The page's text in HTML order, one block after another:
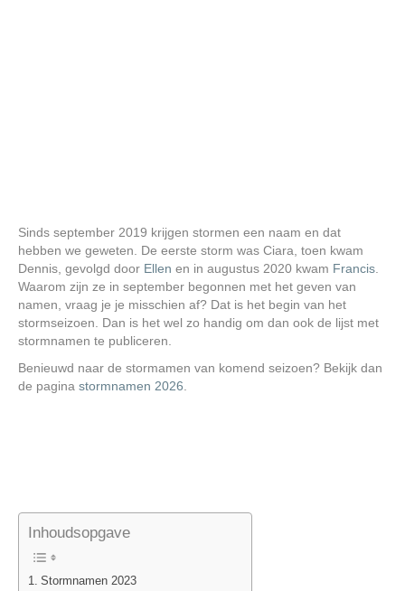
Sinds september 2019 krijgen stormen een naam en dat
hebben we geweten. De eerste storm was Ciara, toen kwam
Dennis, gevolgd door Ellen en in augustus 2020 kwam Francis
Waarom zijn ze in september begonnen met het geven van
namen, vraag je je misschien af? Dat is het begin van het
stormseizoen. Dan is het wel zo handig om dan ook de lijst met
stormnamen te publiceren.
Benieuwd naar de stormamen van komend seizoen? Bekijk dan
de pagina stormnamen 2026
Inhoudsopgave
Stormnamen 2023